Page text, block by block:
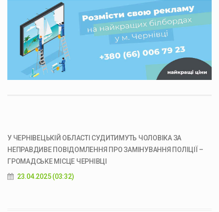
У ЧЕРНІВЕЦЬКІЙ ОБЛАСТІ СУДИТИМУТЬ ЧОЛОВІКА ЗА
НЕПРАВДИВЕ ПОВІДОМЛЕННЯ ПРО ЗАМІНУВАННЯ ПОЛІЦІЇ –
ГРОМАДСЬКЕ МІСЦЕ ЧЕРНІВЦІ
23.04.2025 (03:32)